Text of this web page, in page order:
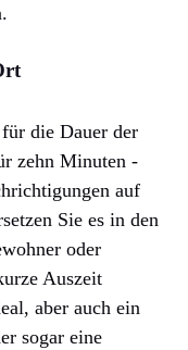
die Dauer der
zehn Minuten -
auf
Sie es in den
oder
Auszeit
aber auch ein
sogar eine